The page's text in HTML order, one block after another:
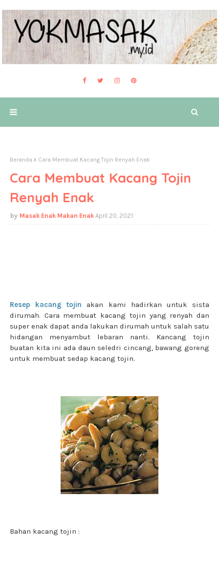
Beranda Cara Membuat Kacang Tojin Renyah Enak
Cara Membuat Kacang Tojin
Renyah Enak
Masak Enak Makan Enak April 20, 2021
Resep kacang tojin akan kami hadirkan untuk sista
dirumah. Cara membuat kacang tojin yang renyah dan
super enak dapat anda lakukan dirumah untuk salah satu
hidangan menyambut lebaran nanti. Kancang tojin
buatan kita ini ada daun seledri cincang, bawang goreng
untuk membuat sedap kacang tojin.
Bahan kacang tojin :